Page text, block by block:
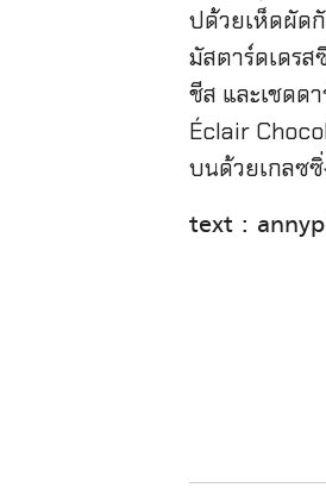
ปด้วยเห็ดผัด
มัสตาร์ดเดร
ชีส และเชดด
Éclair
บนด้วยเกลซซิ่
text :